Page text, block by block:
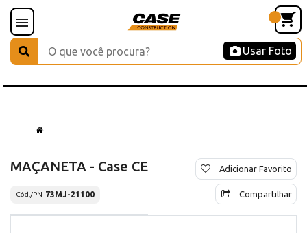
Usar Foto
MAÇANETA - Case CE
Cód./PN 73MJ-21100
Adicionar Favorito
Compartilhar